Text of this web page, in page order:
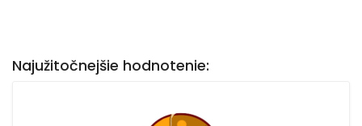
Najužitočnejšie hodnotenie: